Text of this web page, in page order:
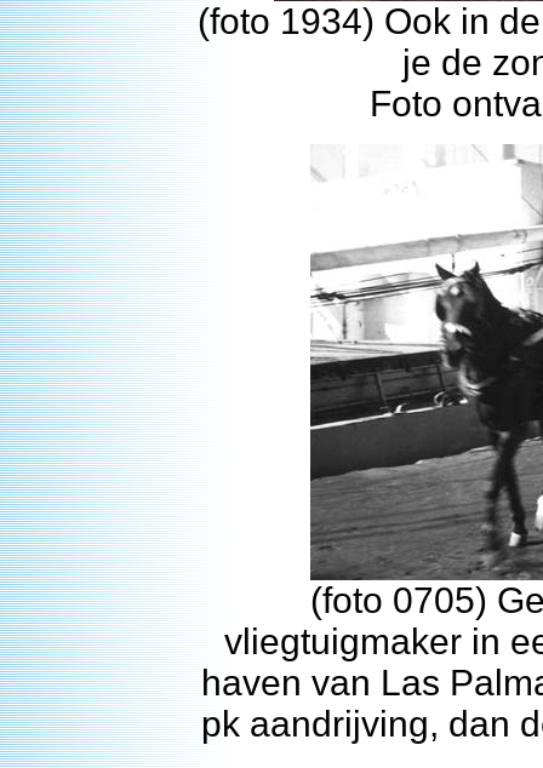
(foto 1934) Ook in
je de
Foto
(foto 0705)
vliegtuigmaker in
haven van Las
pk aandrijving, dan